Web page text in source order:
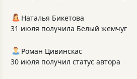
Наталья Бикетова
31 июля получила Белый жемчуг
Роман Цивинскас
30 июля получил статус автора